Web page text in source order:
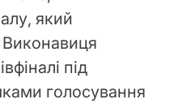
який
Виконавиця
під
голосування